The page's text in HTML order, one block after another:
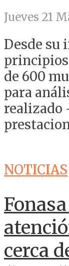
Jueves 21
Desde su
principios
de 600
para
realizado
NOTICIAS
cerca